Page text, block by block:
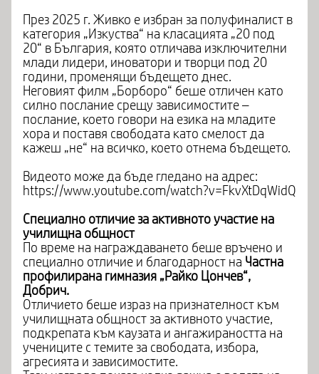
През 2025 г. Живко е избран за полуфиналист в
категория „Изкуства“ на класацията „20 под
20“ в България, която отличава изключителни
млади лидери, иноватори и творци под 20
години, променящи бъдещето днес.
Неговият филм „Борборо“ беше отличен като
силно послание срещу зависимостите –
послание, което говори на езика на младите
хора и поставя свободата като смелост да
кажеш „не“ на всичко, което отнема бъдещето.
Видеото може да бъде гледано на адрес:
https://www.youtube.com/watch?v=FkvXtDqWidQ
Специално отличие за активното участие на
училищна общност
По време на награждаването беше връчено и
специално отличие и благодарност на Частна
профилирана гимназия „Райко Цончев“,
Добрич.
Отличието беше израз на признателност към
училищната общност за активното участие,
подкрепата към каузата и ангажираността на
учениците с темите за свободата, избора,
агресията и зависимостите.